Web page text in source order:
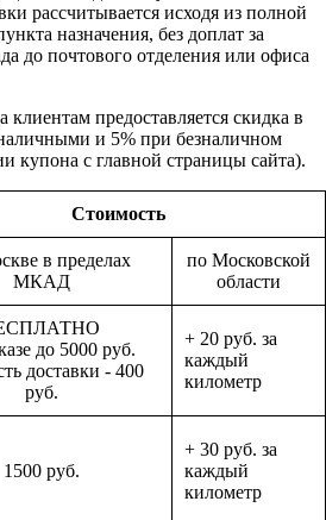
рассчитывается исходя из полной
назначения, без доплат за
до почтового отделения или офиса
предоставляется скидка в
и 5% при безналичном
купона с главной страницы сайта).
Стоимость
в пределах
МКАД
по Московской
области
до 5000 руб.
доставки - 400
руб.
+ 20 руб. за
каждый
километр
1500 руб.
+ 30 руб. за
каждый
километр